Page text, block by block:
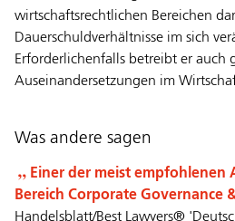
wirtschaftsrechtlichen Bereichen
Dauerschuldverhältnisse im sich
Erforderlichenfalls betreibt er auch
Auseinandersetzungen im
Was andere sagen
Einer der meist empfohlenen
Bereich Corporate Governance
Handelsblatt/Best Lawyers®